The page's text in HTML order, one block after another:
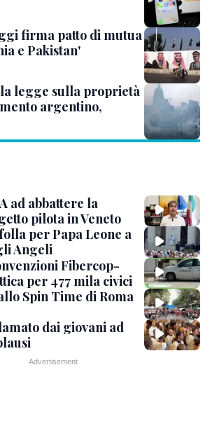
firma patto di mutua
e Pakistan'
legge sulla proprietà
argentino,
ad abbattere la
pilota in Veneto
per Papa Leone a
Angeli
Fibercop-
per 477 mila civici
Spin Time di Roma
dai giovani ad